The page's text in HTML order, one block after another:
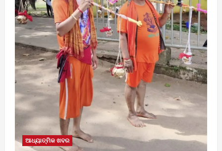
ଆଧ୍ୟାତ୍ମିକ ଖବର